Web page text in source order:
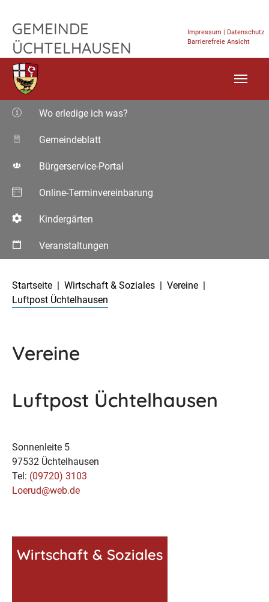
GEMEINDE
ÜCHTELHAUSEN
Impressum | Datenschutz
Barrierefreie Ansicht
Wo erledige ich was?
Gemeindeblatt
Bürgerservice-Portal
Online-Terminvereinbarung
Kindergärten
Veranstaltungen
Startseite
Wirtschaft & Soziales
Vereine
Luftpost Üchtelhausen
Vereine
Luftpost Üchtelhausen
Sonnenleite 5
97532 Üchtelhausen
Tel: (09720) 3103
Loerud@web.de
Wirtschaft & Soziales